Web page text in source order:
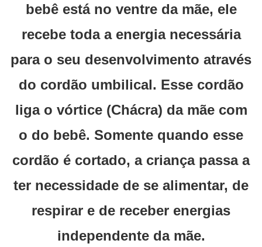
bebê está no ventre da mãe, ele
recebe toda a energia necessária
para o seu desenvolvimento através
do cordão umbilical. Esse cordão
liga o vórtice (Chácra) da mãe com
o do bebê. Somente quando esse
cordão é cortado, a criança passa a
ter necessidade de se alimentar, de
respirar e de receber energias
independente da mãe.